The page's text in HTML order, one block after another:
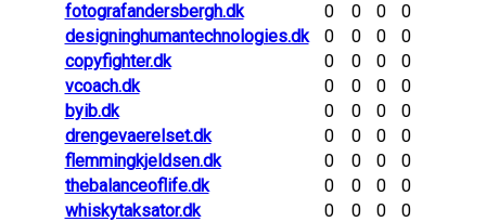
fotografandersbergh.dk
0 0 0
0
designinghumantechnologies.dk
0 0 0
0
copyfighter.dk
0 0 0
0
vcoach.dk
0 0 0
0
byib.dk
0 0 0
0
drengevaerelset.dk
0 0 0
0
flemmingkjeldsen.dk
0 0 0
0
thebalanceoflife.dk
0 0 0
0
whiskytaksator.dk
0 0 0
0